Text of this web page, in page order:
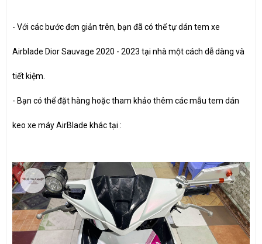
- Với các bước đơn giản trên, bạn đã có thể tự dán tem xe
Airblade Dior Sauvage 2020 - 2023 tại nhà một cách dễ dàng và
tiết kiệm.
- Bạn có thể đặt hàng hoặc tham khảo thêm các mẫu tem dán
keo xe máy AirBlade khác tại :